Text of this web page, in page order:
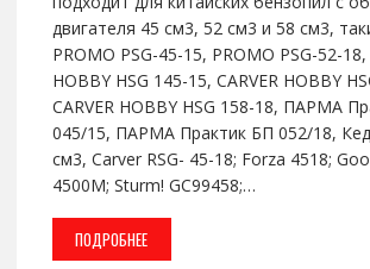
двигателя 45 см3, 52 см3 и 58 см3,
PROMO PSG-45-15, PROMO PSG-52-18,
HOBBY HSG 145-15, CARVER HOBBY
CARVER HOBBY HSG 158-18, ПАРМА
045/15, ПАРМА Практик БП 052/18,
см3, Carver RSG- 45-18; Forza 4518;
4500M; Sturm! GC99458;…
ПОДРОБНЕЕ